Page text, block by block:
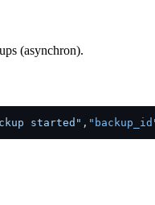
(asynchron).
started" ,